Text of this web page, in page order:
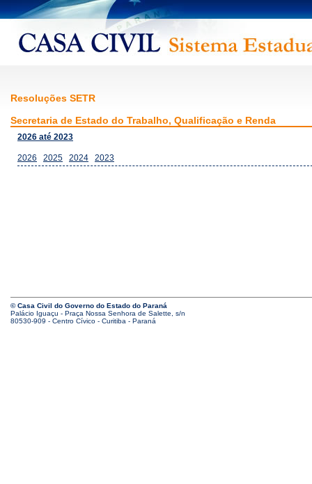
Resoluções SETR
Secretaria de Estado do Trabalho, Qualificação e Renda
2026 até 2023
2026 2025 2024 2023
© Casa Civil do Governo do Estado do Paraná
Palácio Iguaçu - Praça Nossa Senhora de Salette, s/n
80530-909 - Centro Cívico - Curitiba - Paraná